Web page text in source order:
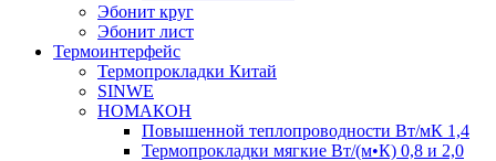
Эбонит круг
Эбонит лист
Термоинтерфейс
Термопрокладки Китай
SINWE
НОМАКОН
Повышенной теплопроводности Вт/мК 1,4
Термопрокладки мягкие Вт/(м•К) 0,8 и 2,0